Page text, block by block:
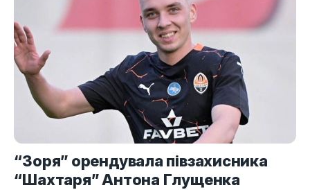
“Зоря” орендувала півзахисника
“Шахтаря” Антона Глущенка